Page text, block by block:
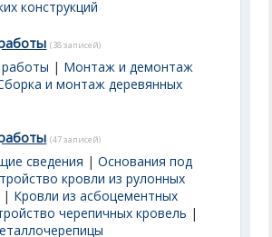
конструкций
(38 записей)
| Монтаж и демонтаж
и монтаж деревянных
(47 записей)
сведения |Основания под
кровли из рулонных
| Кровли из асбоцементных
черепичных кровель |